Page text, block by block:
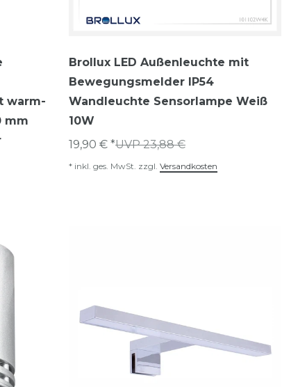
warm-
mm
Brollux LED Außenleuchte mit
Bewegungsmelder IP54
Wandleuchte Sensorlampe Weiß
10W
UVP 23,88 €
19,90 € *
* inkl. ges. MwSt. zzgl. Versandkosten